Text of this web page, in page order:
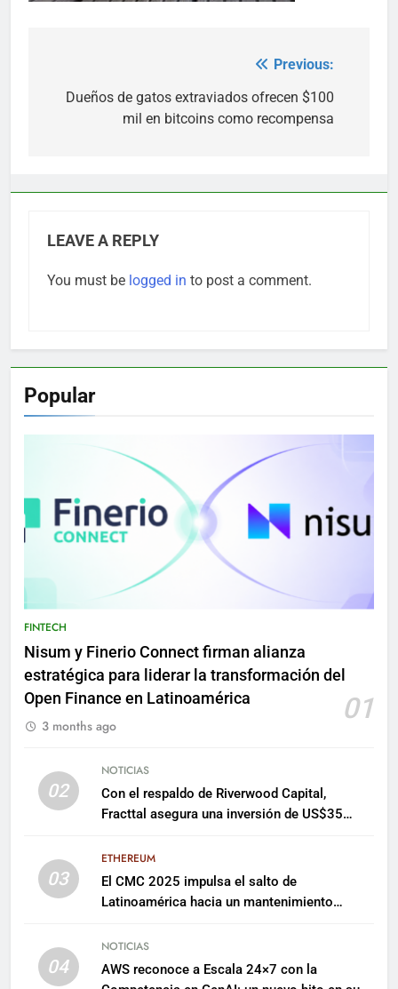
navigation
Previous:
Dueños de gatos extraviados ofrecen $100
mil en bitcoins como recompensa
LEAVE A REPLY
You must be logged in to post a comment.
Popular
FINTECH
Nisum y Finerio Connect firman alianza
estratégica para liderar la transformación del
Open Finance en Latinoamérica
01
3 months ago
02
NOTICIAS
Con el respaldo de Riverwood Capital,
Fracttal asegura una inversión de US$35
03
ETHEREUM
El CMC 2025 impulsa el salto de
Latinoamérica hacia un mantenimiento
04
NOTICIAS
AWS reconoce a Escala 24×7 con la